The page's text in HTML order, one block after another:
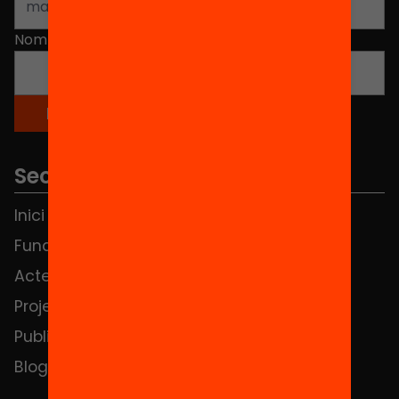
Nom
Seccions
Inici
Fundació
Actes
Projectes
Publicacions i vídeos
Blog